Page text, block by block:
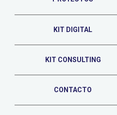
KIT DIGITAL
KIT CONSULTING
CONTACTO